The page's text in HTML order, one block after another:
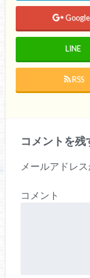
LINE
RSS
コメントを残
メールアドレ
コメント